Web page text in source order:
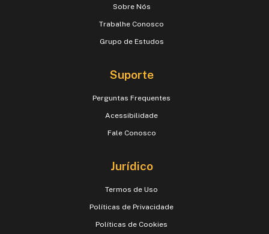
Sobre Nós
Trabalhe Conosco
Grupo de Estudos
Suporte
Perguntas Frequentes
Acessibilidade
Fale Conosco
Jurídico
Termos de Uso
Políticas de Privacidade
Políticas de Cookies